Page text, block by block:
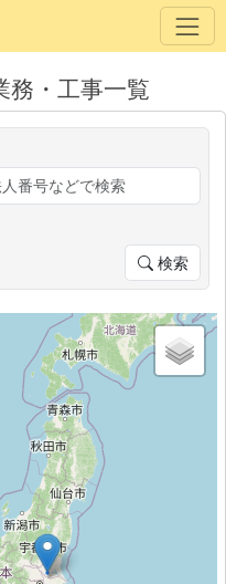
務・工事一覧
検索